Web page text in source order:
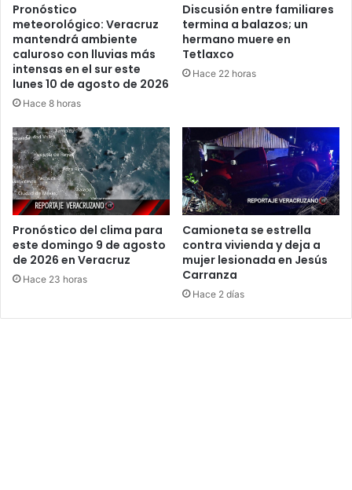
Pronóstico
meteorológico: Veracruz
mantendrá ambiente
caluroso con lluvias más
intensas en el sur este
lunes 10 de agosto de 2026
Hace 8 horas
Discusión entre familiares
termina a balazos; un
hermano muere en
Tetlaxco
Hace 22 horas
Pronóstico del clima para
este domingo 9 de agosto
de 2026 en Veracruz
Hace 23 horas
Camioneta se estrella
contra vivienda y deja a
mujer lesionada en Jesús
Carranza
Hace 2 días